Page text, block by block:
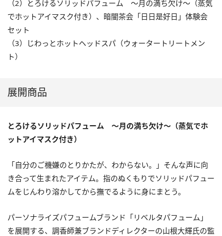
（2）とろけるソリッドパフューム ～月の満ち欠け～（蒸気
でホットアイマスク付き）、暗闇茶会「日日是好日」体験会
セット
（3）じわっとホットヘッドスパ（ウォータートリートメン
ト）
展開商品
とろけるソリッドパフューム ～月の満ち欠け～（蒸気でホ
ットアイマスク付き）
「自分のご機嫌のとりかたが、わからない。」そんな声に向
き合って生まれたアイテム。指のぬくもりでソリッドパフュー
ムをじんわり溶かしてから撫でるように身にまとう。
パーソナライズパフュームブランド「リベルタパフューム」
を展開する、調香師兼ブランドディレクターの山根大輝氏の監